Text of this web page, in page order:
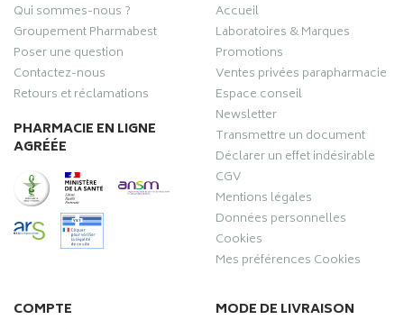
Qui sommes-nous ?
Groupement Pharmabest
Poser une question
Contactez-nous
Retours et réclamations
PHARMACIE EN LIGNE
AGRÉÉE
Accueil
Laboratoires & Marques
Promotions
Ventes privées parapharmacie
Espace conseil
Newsletter
Transmettre un document
Déclarer un effet indésirable
CGV
Mentions légales
Données personnelles
Cookies
Mes préférences Cookies
COMPTE MODE DE LIVRAISON